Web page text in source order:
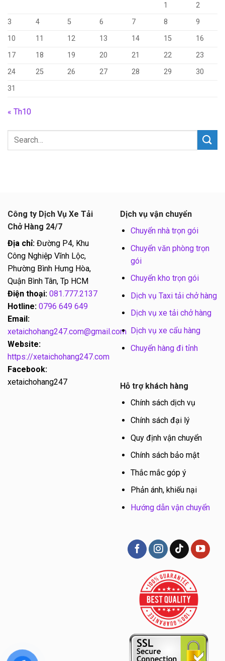
1
2
3
4 5 6 7 8
9
10
11 12 13 14 15
16
17
18 19 20 21 22
23
24
25 26 27 28 29
30
31
« Th10
Công ty Dịch Vụ Xe Tải
Chở Hàng 24/7
Địa chỉ: Đường P4, Khu
Công Nghiệp Vĩnh Lộc,
Phường Bình Hưng Hòa,
Quận Bình Tân, Tp HCM
Điện thoại: 081.777.2137
Hotline: 0796 649 649
Email:
xetaichohang247.com@gmail.com
Website:
https://xetaichohang247.com
Facebook:
xetaichohang247
Dịch vụ vận chuyển
Chuyển nhà trọn gói
Chuyển văn phòng trọn
gói
Chuyển kho trọn gói
Dịch vụ Taxi tải chở hàng
Dịch vụ xe tải chở hàng
Dịch vụ xe cẩu hàng
Chuyển hàng đi tỉnh
Hỗ trợ khách hàng
Chính sách dịch vụ
Chính sách đại lý
Quy định vận chuyển
Chính sách bảo mật
Thắc mắc góp ý
Phản ánh, khiếu nại
Hướng dẫn vận chuyển